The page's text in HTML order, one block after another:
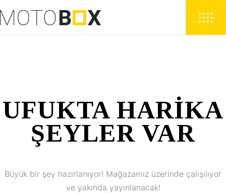
UFUKTA HARIKA
ŞEYLER VAR
Büyük bir şey hazırlanıyor! Mağazamız üzerinde çalışılıyor
ve yakında yayınlanacak!